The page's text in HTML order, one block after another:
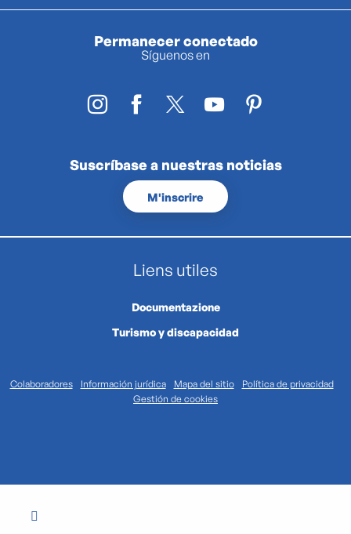
Permanecer conectado
Síguenos en
Suscríbase a nuestras noticias
M'inscrire
Liens utiles
Documentazione
Turismo y discapacidad
Colaboradores Información jurídica Mapa del sitio
Política de privacidad
Gestión de cookies